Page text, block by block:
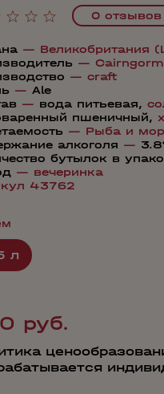
0 отзывов
— Великобритания
—
— craft
— Ale
— вода питьевая,
пшеничный,
— Рыба и
алкоголя —
бутылок в
— вечеринка
43762
л
руб.